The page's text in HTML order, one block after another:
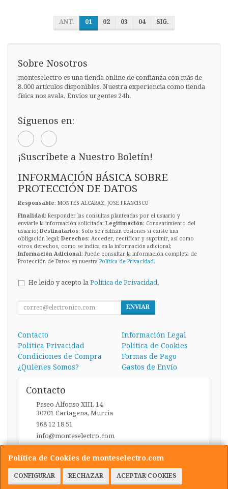
ANT. 01 02 03 04 SIG.
Política de Cookies de monteselectro.com
CONFIGURAR RECHAZAR ACEPTAR COOKIES
Sobre Nosotros
monteselectro es una tienda online de confianza con más de
8.000 artículos disponibles. Nuestra experiencia como tienda
física nos avala. Envíos urgentes 24h.
Síguenos en:
¡Suscríbete a Nuestro Boletín!
INFORMACIÓN BÁSICA SOBRE
PROTECCIÓN DE DATOS
Responsable: MONTES ALCARAZ, JOSE FRANCISCO
Finalidad: Responder las consultas planteadas por el usuario y
enviarle la información solicitada; Legitimación: Consentimiento del
usuario; Destinatarios: Solo se realizan cesiones si existe una
obligación legal; Derechos: Acceder, rectificar y suprimir, así como
otros derechos, como se indica en la información adicional;
Información Adicional: Puede consultar la información completa de
Protección de Datos en nuestra Política de Privacidad.
He leído y acepto la Política de Privacidad.
ENVIAR
Contacto
Información Legal
Política Privacidad
Política de Cookies
Condiciones de Compra
Formas de Pago
¿Quienes Somos?
Gastos de Envío
Contacto
Paseo Alfonso XIII, 14
30201 Cartagena, Murcia
968 12 18 51
info@monteselectro.com
Horario
Lunes a Viernes: 09:45-14:00 y 17:00-20:30 / Sábados: